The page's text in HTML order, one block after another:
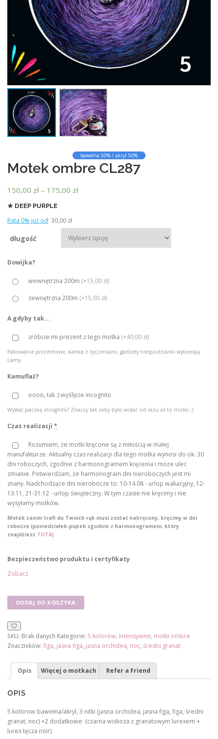
bawełna 50% / akryl 50%
Motek ombre CL287
150,00 zł – 175,00 złZ
r
e
e
1
5
0
ł
d
o
1
7
,
★ DEEP PURPLE
Rata 0% już od: 30,00 zł
długość
Dowijka?
wewnętrzna 200m (+15,00 zł)
zewnętrzna 200m (+15,00 zł)
A gdyby tak…
zróbcie mi prezent z tego motka (+40,00 zł)
Pakowanie prezentowe, kartka z życzeniami, gadżety niespodzianki wybierają
Lamy.
Kamuflaż?
oooo, tak :) wyślijcie incognito
Wysłać paczkę incognito? Znaczy tak żeby było widać od razu że to motki ;)
Czas realizacji *
Rozumiem, że motki kręcone są z miłością w małej
manufakturze. Aktualny czas realizacji dla tego motka wynosi do ok. 30
dni roboczych, zgodnie z harmonogramem kręcenia i może ulec
zmianie. Potwierdzam, że harmonogram dni nieroboczych jest mi
znany. Nadchodzące dni nierobocze to: 10-14.08 - urlop wakacyjny, 12-
13.11, 21-31.12 - urlop świąteczny. W tym czasie nie kręcimy i nie
wysyłamy motków.
Motek zanim trafi do Twoich rąk musi zostać nakręcony, kręcimy w dni
robocze (poniedziałek-piątek zgodnie z harmonogramem, który
znajdziesz TUTAJ
Bezpieczeństwo produktu i certyfikaty
Zobacz
ilość
Motek
CL287
DODAJ DO KOSZYKA
SKU: Brak danych Kategorie: 5 kolorów, intensywne, motki ombre
Znaczników: figa, jasna figa, jasna orchidea, noc, średni granat
Opis Więcej o motkach Refer a Friend
OPIS
5 kolorow bawełna/akryl, 3 nitki (jasna orchidea, jasna figa, figa, średni
granat, noc) +2 dodatkowe (czarna wiskoza z granatowym lurexem +
lurex tęcza noir)